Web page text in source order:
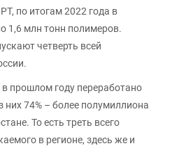
по итогам 2022 года в
1,6 млн тонн полимеров.
четверть всей
прошлом году переработано
74% – более полумиллиона
То есть треть всего
в регионе, здесь же и